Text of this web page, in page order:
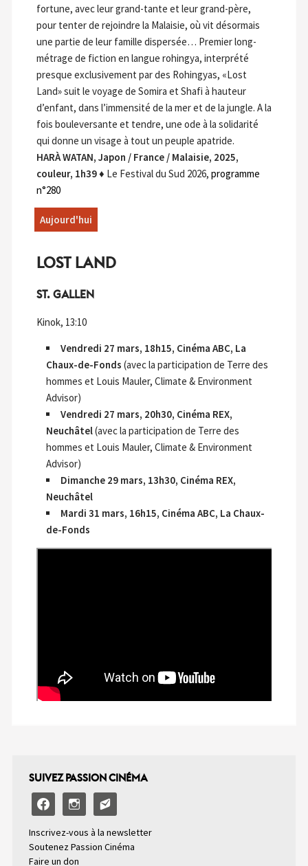
fortune, avec leur grand-tante et leur grand-père,
pour tenter de rejoindre la Malaisie, où vit désormais
une partie de leur famille dispersée… Premier long-
métrage de fiction en langue rohingya, interprété
presque exclusivement par des Rohingyas, «Lost
Land» suit le voyage de Somira et Shafi à hauteur
d’enfant, dans l’immensité de la mer et de la jungle. A la
fois bouleversante et tendre, une ode à la solidarité
qui donne un visage à tout un peuple apatride.
HARÀ WATAN, Japon / France / Malaisie, 2025,
couleur, 1h39♦ Le Festival du Sud 2026, programme
n°280
Aujourd'hui
LOST LAND
ST. GALLEN
Kinok, 13:10
Vendredi 27 mars, 18h15, Cinéma ABC, La
Chaux-de-Fonds (avec la participation de Terre des
hommes et Louis Mauler, Climate & Environment
Advisor)
Vendredi 27 mars, 20h30, Cinéma REX,
Neuchâtel(avec la participation de Terre des
hommes et Louis Mauler, Climate & Environment
Advisor)
Dimanche 29 mars, 13h30, Cinéma REX,
Neuchâtel
Mardi 31 mars, 16h15, Cinéma ABC, La Chaux-
de-Fonds
SUIVEZ PASSION CINÉMA
facebookinstagramemail-
alt2
Inscrivez-vous à la newsletter
Soutenez Passion Cinéma
Faire un don